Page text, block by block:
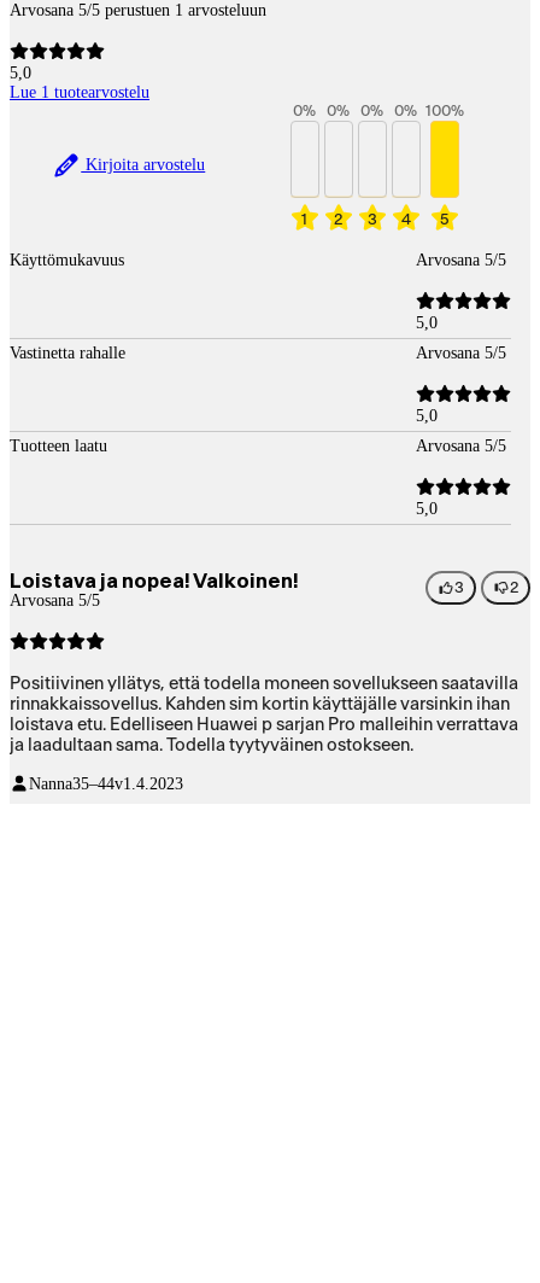
Arvosana 5/5 perustuen 1 arvosteluun
5,0
Lue 1 tuotearvostelu
Kirjoita arvostelu
1
0%
2
0%
3
0%
4
0%
5
100%
Käyttömukavuus Arvosana 5/5
5,0
Vastinetta rahalle
Arvosana 5/5
5,0
Tuotteen laatu
Arvosana 5/5
5,0
Loistava ja nopea! Valkoinen!
Arvosana 5/5
3 2
Positiivinen yllätys, että todella moneen sovellukseen saatavilla
rinnakkaissovellus. Kahden sim kortin käyttäjälle varsinkin ihan
loistava etu. Edelliseen Huawei p sarjan Pro malleihin verrattava
ja laadultaan sama. Todella tyytyväinen ostokseen.
Nanna35–44v1.4.2023